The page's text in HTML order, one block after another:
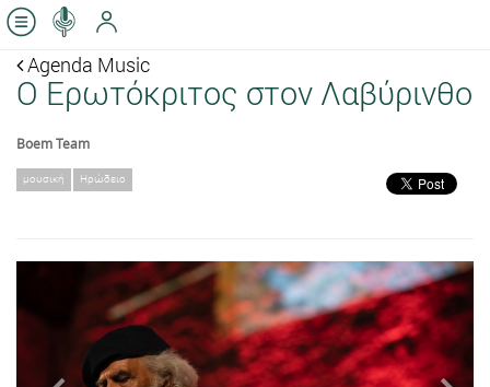
Agenda Music
Ο Ερωτόκριτος στον Λαβύρινθο
Boem Team
μουσική Ηρώδειο
Previous Next